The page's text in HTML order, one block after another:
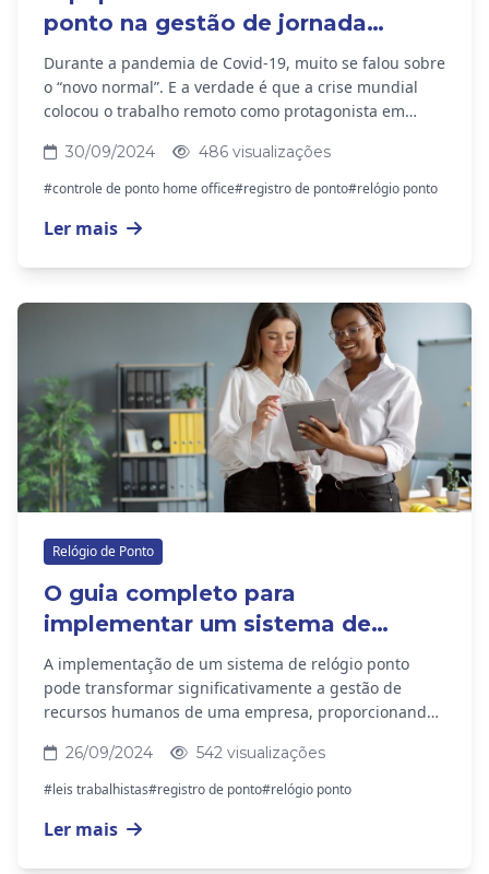
ponto na gestão de jornada
remota
Durante a pandemia de Covid-19, muito se falou sobre
o “novo normal”. E a verdade é que a crise mundial
colocou o trabalho remoto como protagonista em
30/09/2024 486 visualizações
#controle de ponto home office#registro de ponto#relógio ponto
Ler mais
Relógio de Ponto
O guia completo para
implementar um sistema de
relógio ponto na sua empresa
A implementação de um sistema de relógio ponto
pode transformar significativamente a gestão de
recursos humanos de uma empresa, proporcionando
na...26/09/2024 542 visualizações
#leis trabalhistas#registro de ponto#relógio ponto
Ler mais